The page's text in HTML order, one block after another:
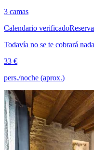
3 camas
Calendario verificado
Todavía no se te cobrará
33 €
pers./noche (aprox.)